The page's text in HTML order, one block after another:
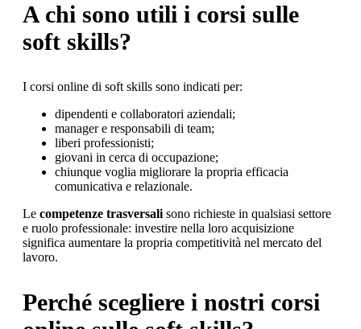
A chi sono utili i corsi sulle
soft skills?
I corsi online di soft skills sono indicati per:
dipendenti e collaboratori aziendali;
manager e responsabili di team;
liberi professionisti;
giovani in cerca di occupazione;
chiunque voglia migliorare la propria efficacia
comunicativa e relazionale.
Le competenze trasversali sono richieste in qualsiasi settore
e ruolo professionale: investire nella loro acquisizione
significa aumentare la propria competitività nel mercato del
lavoro.
Perché scegliere i nostri corsi